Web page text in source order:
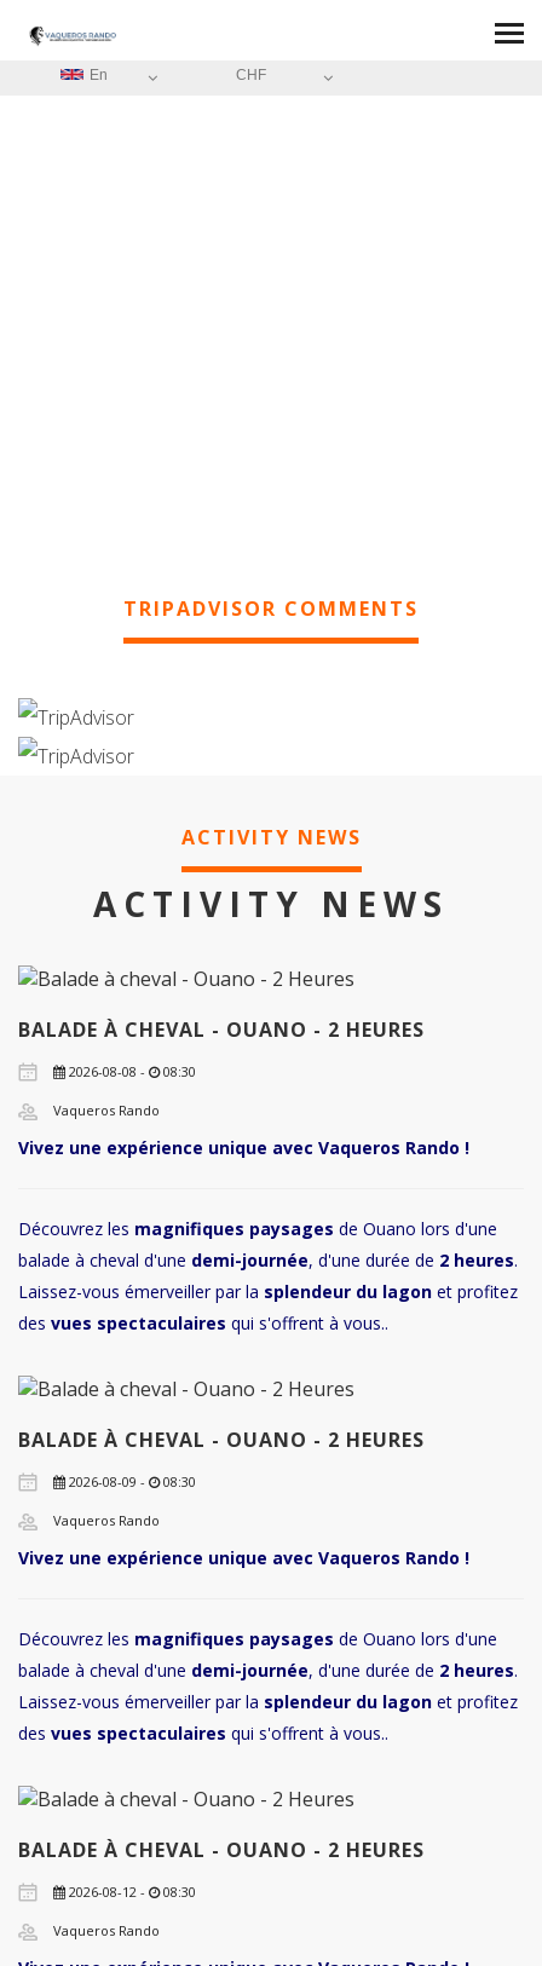
En CHF
TRIPADVISOR COMMENTS
ACTIVITY NEWS
ACTIVITY NEWS
BALADE À CHEVAL - OUANO - 2 HEURES
2026-08-08 - 08:30
Vaqueros Rando
Vivez une expérience unique avec Vaqueros Rando !
Découvrez les magnifiques paysages de Ouano lors d'une
balade à cheval d'une demi-journée, d'une durée de 2 heures.
Laissez-vous émerveiller par la splendeur du lagon et profitez
des vues spectaculaires qui s'offrent à vous..
BALADE À CHEVAL - OUANO - 2 HEURES
2026-08-09 - 08:30
Vaqueros Rando
Vivez une expérience unique avec Vaqueros Rando !
Découvrez les magnifiques paysages de Ouano lors d'une
balade à cheval d'une demi-journée, d'une durée de 2 heures.
Laissez-vous émerveiller par la splendeur du lagon et profitez
des vues spectaculaires qui s'offrent à vous..
BALADE À CHEVAL - OUANO - 2 HEURES
2026-08-12 - 08:30
Vaqueros Rando